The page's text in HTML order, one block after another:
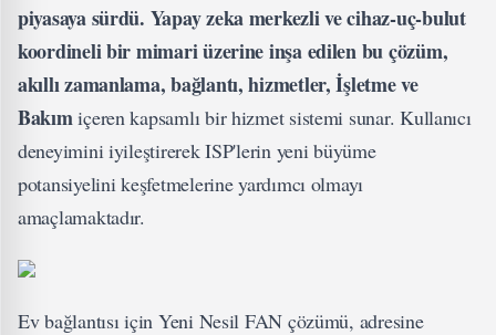
piyasaya sürdü. Yapay zeka merkezli ve cihaz-uç-bulut
koordineli bir mimari üzerine inşa edilen bu çözüm,
akıllı zamanlama, bağlantı, hizmetler, İşletme ve
Bakımiçeren kapsamlı bir hizmet sistemi sunar. Kullanıcı
deneyimini iyileştirerek ISP'lerin yeni büyüme
potansiyelini keşfetmelerine yardımcı olmayı
amaçlamaktadır.
Ev bağlantısı için Yeni Nesil FAN çözümü, adresine